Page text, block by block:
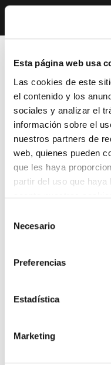
Esta página web usa
Las cookies de este
el contenido y los
sociales y analizar el
información sobre el
nuestros partners de
web, quienes pueden
que les haya
partir del uso que
Necesario
Preferencias
Estadística
Marketing